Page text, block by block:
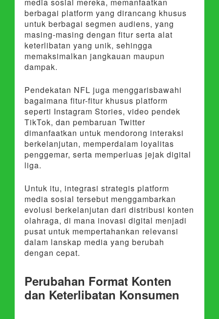
media sosial mereka, memanfaatkan
berbagai platform yang dirancang khusus
untuk berbagai segmen audiens, yang
masing-masing dengan fitur serta alat
keterlibatan yang unik, sehingga
memaksimalkan jangkauan maupun
dampak.
Pendekatan NFL juga menggarisbawahi
bagaimana fitur-fitur khusus platform
seperti Instagram Stories, video pendek
TikTok, dan pembaruan Twitter
dimanfaatkan untuk mendorong interaksi
berkelanjutan, memperdalam loyalitas
penggemar, serta memperluas jejak digital
liga.
Untuk itu, integrasi strategis platform
media sosial tersebut menggambarkan
evolusi berkelanjutan dari distribusi konten
olahraga, di mana inovasi digital menjadi
pusat untuk mempertahankan relevansi
dalam lanskap media yang berubah
dengan cepat.
Perubahan Format Konten
dan Keterlibatan Konsumen